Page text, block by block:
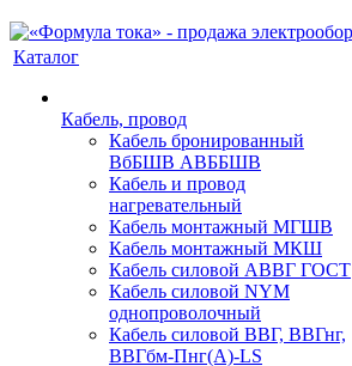
Каталог
Кабель, провод
Кабель бронированный
ВбБШВ АВББШВ
Кабель и провод
нагревательный
Кабель монтажный МГШВ
Кабель монтажный МКШ
Кабель силовой АВВГ ГОСТ
Кабель силовой NYM
однопроволочный
Кабель силовой ВВГ, ВВГнг,
ВВГбм-Пнг(А)-LS